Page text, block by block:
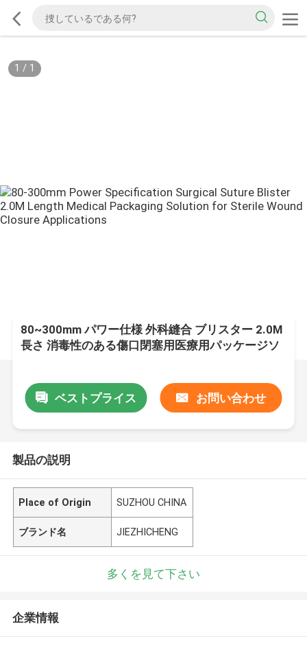
1 / 1
80~300mm パワー仕様 外科縫合 ブリスター 2.0M
長さ 消毒性のある傷口閉塞用医療用パッケージソ
ベストプライス お問い合わせ
製品の説明
Place of Origin SUZHOU CHINA
ブランド名 JIEZHICHENG
多くを見て下さい
企業情報